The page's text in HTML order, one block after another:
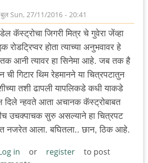
Sun, 27/11/2016 - 20:41
कॅस्ट्रोचा जिगरी मित्र चे गुवेरा जेंव्हा
रोडट्रिप्वर होता त्याच्या अनुभवावर हे
आनी त्यावर हा सिनेमा आहे. जब तक है
ची गिटार थिम रेहमानने या चित्रपटातुन
तशी ढापली यापलिकडे कधी याकडे
दिले न्हवते आता अचानक कॅस्ट्रोबाबत
उचक्पाचक सुरु असल्याने हा चित्रपट
नजरेत आला. बघितला.. छान, ठिक आहे.
in or register
to post